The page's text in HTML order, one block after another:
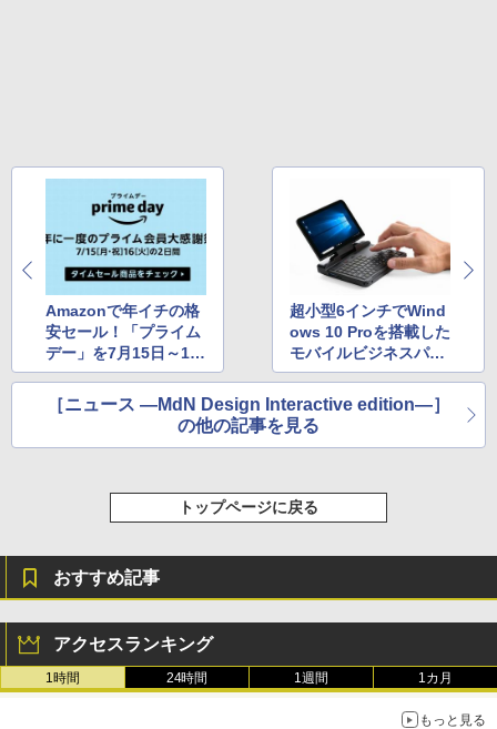
Amazonで年イチの格
安セール！「プライム
デー」を7月15日～16
日の2日間開催
超小型6インチでWind
ows 10 Proを搭載した
モバイルビジネスパソ
コン「GPD MicroP
C」発売
［ニュース ―MdN Design Interactive edition―］
の他の記事を見る
トップページに戻る
おすすめ記事
アクセスランキング
1時間 24時間 1週間 1カ月
もっと見る